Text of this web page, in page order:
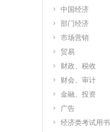
中国经济
部门经济
市场营销
贸易
财政、税收
财会、审计
金融、投资
广告
经济类考试用书